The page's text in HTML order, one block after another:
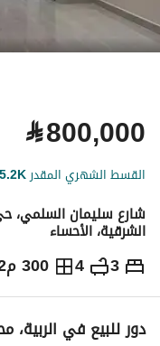
⃁800,000
القسط الشهري المقدر5.2K
شارع سليمان السلمي،
الشرقية، الأحساء
3
4 300 م2 ⃁
800,000
التفاصيل
دور للبيع في الربية،